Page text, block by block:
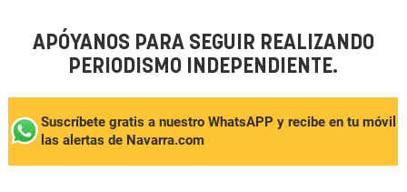
APÓYANOS PARA SEGUIR REALIZANDO
PERIODISMO INDEPENDIENTE.
Suscríbete gratis a nuestro WhatsAPP y recibe en tu móvil
las alertas de Navarra.com